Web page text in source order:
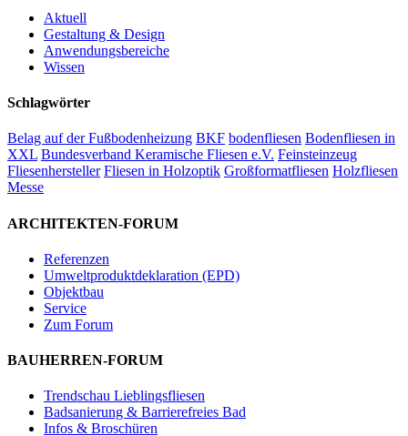
Aktuell
Gestaltung & Design
Anwendungsbereiche
Wissen
Schlagwörter
Belag auf der Fußbodenheizung BKF bodenfliesen Bodenfliesen in
XXL Bundesverband Keramische Fliesen e.V. Feinsteinzeug
Fliesenhersteller Fliesen in Holzoptik Großformatfliesen Holzfliesen
Messe
ARCHITEKTEN-FORUM
Referenzen
Umweltproduktdeklaration (EPD)
Objektbau
Service
Zum Forum
BAUHERREN-FORUM
Trendschau Lieblingsfliesen
Badsanierung & Barrierefreies Bad
Infos & Broschüren